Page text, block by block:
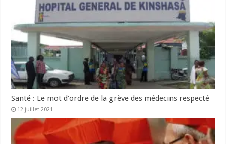
Santé : Le mot d’ordre de la grève des médecins respecté
12 juillet 2021